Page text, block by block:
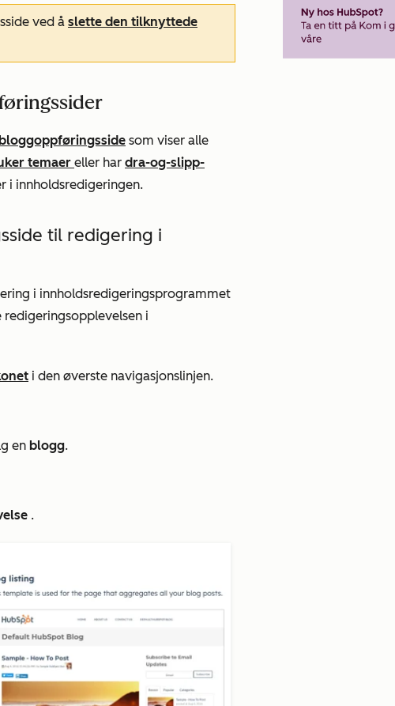
ved å slette den tilknyttede
som viser alle
temaer eller har dra-og-slipp-
i innholdsredigeringen.
til redigering i
i innholdsredigeringsprogrammet
i
i den øverste navigasjonslinjen.
en blogg.
.